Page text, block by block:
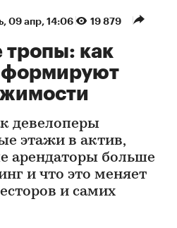
09 апр, 14:06 19 879
как
формируют
девелоперы
этажи в актив,
арендаторы больше
и что это меняет
и самих